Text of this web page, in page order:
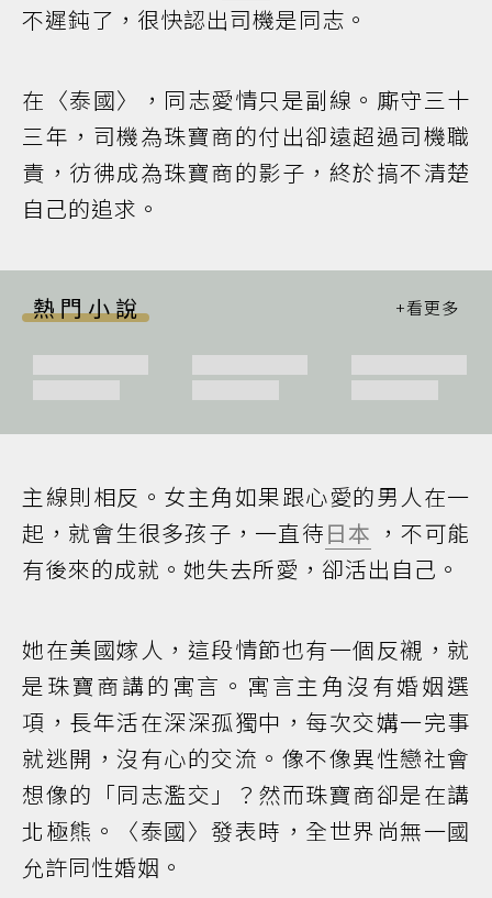
不遲鈍了，很快認出司機是同志。
在〈泰國〉，同志愛情只是副線。廝守三十
三年，司機為珠寶商的付出卻遠超過司機職
責，彷彿成為珠寶商的影子，終於搞不清楚
自己的追求。
熱門小說
主線則相反。女主角如果跟心愛的男人在一
起，就會生很多孩子，一直待日本 ，不可能
有後來的成就。她失去所愛，卻活出自己。
她在美國嫁人，這段情節也有一個反襯，就
是珠寶商講的寓言。寓言主角沒有婚姻選
項，長年活在深深孤獨中，每次交媾一完事
就逃開，沒有心的交流。像不像異性戀社會
想像的「同志濫交」？然而珠寶商卻是在講
北極熊。〈泰國〉發表時，全世界尚無一國
允許同性婚姻。